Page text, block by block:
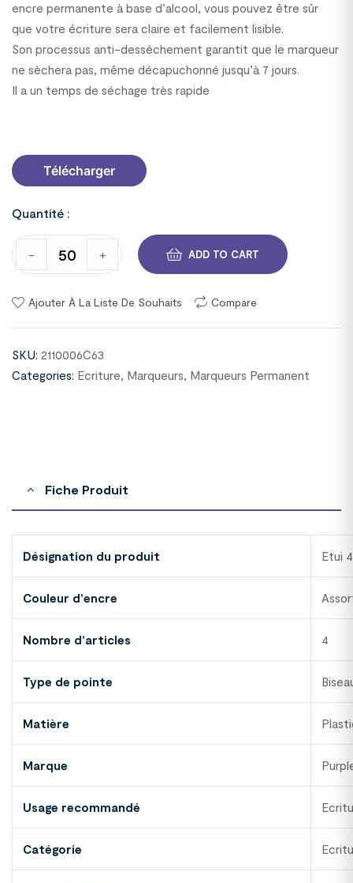
encre permanente à base d’alcool, vous pouvez être sûr
que votre écriture sera claire et facilement lisible.
Son processus anti-desséchement garantit que le marqueur
ne sèchera pas, même décapuchonné jusqu’à 7 jours.
Il a un temps de séchage très rapide
Télécharger
Quantité :
- + ADD TO CART
Ajouter À La Liste De Souhaits Compare
SKU: 2110006C63
Categories: Ecriture, Marqueurs, Marqueurs Permanent
Fiche Produit
Désignation du produit Etui
Couleur d'encre
Nombre d'articles 4
Type de pointe
Matière
Marque
Usage recommandé
Catégorie